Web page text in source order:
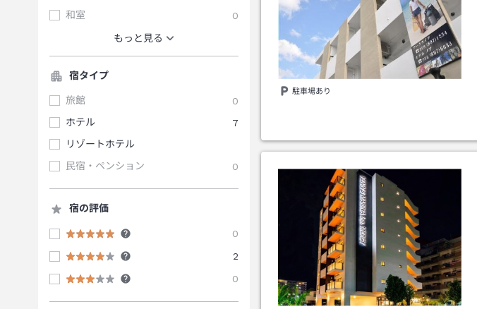
和室
0
もっと見る
宿タイプ
旅館
0
ホテル
7
リゾートホテル
民宿・ペンション
0
宿の評価
0
2
0
駐車場あり